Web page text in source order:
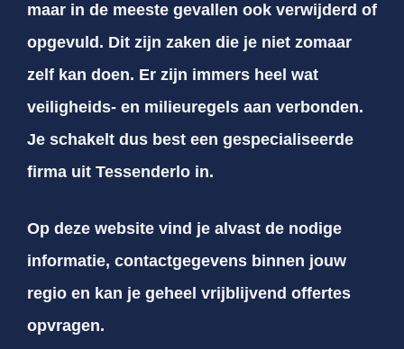
maar in de meeste gevallen ook verwijderd of
opgevuld. Dit zijn zaken die je niet zomaar
zelf kan doen. Er zijn immers heel wat
veiligheids- en milieuregels aan verbonden.
Je schakelt dus best een gespecialiseerde
firma uit Tessenderlo in.
Op deze website vind je alvast de nodige
informatie, contactgegevens binnen jouw
regio en kan je geheel vrijblijvend offertes
opvragen.